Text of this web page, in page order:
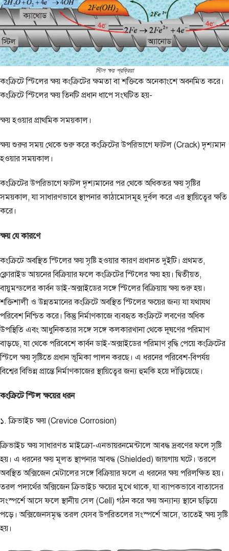
স্টিল ক্ষয় প্রক্রিয়া
কংক্রিটে স্টিলের ক্ষয় কংক্রিটের ক্ষমতা বা শক্তিকে অনেকাংশে অবনমিত করে।
কংক্রিটে স্টিলের ক্ষয় তিনটি প্রধান ধাপে সংঘটিত হয়-
ক্ষয় হওয়ার প্রাথমিক সময়কাল।
ক্ষয় শুরুর সময় থেকে শুরু করে কংক্রিটের উপরিভাগে ফাটল (Crack) দৃশ্যমান
হওয়ার সময়কাল।
কংক্রিটের উপরিভাগে ফাটল দৃশ্যমানের পর থেকে অধিকতর ক্ষয় সৃষ্টির
সময়কাল, যা সাধারণভাবে স্থাপনার কাঠামোসমূহ দুর্বল করে এর স্থায়িত্বের ক্ষতি
করে।
ক্ষয় যে কারণে
কংক্রিটে অবস্থিত স্টিলের ক্ষয় সৃষ্টি হওয়ার কারণ প্রধানত দুইটি। প্রথমত,
ক্লোরাইড আয়নের বিক্রিয়ার ফলে কংক্রিটের স্টিলের ক্ষয় হয়। দ্বিতীয়ত,
বায়ুমন্ডলের কার্বন ডাই-অক্সাইডের সঙ্গে স্টিলের বিক্রিয়ায় ক্ষয় শুরু হয়।
শক্তিশালী ও উন্নতমানের কংক্রিটে অবস্থিত স্টিলের ক্ষয়ের জন্য যা যথাযথ
পরিবেশ নিশ্চিত করে। কিন্তু নির্মাণকাজে ব্যবহৃত কংক্রিটে লবণের অধিক
উপস্থিতি এবং আধুনিকতার সঙ্গে সঙ্গে কলকারখানা থেকে দূষণের পরিমাণ
বাড়ছে, যা থেকে পরিবেশে কার্বন ডাই-অক্সাইডের পরিমাণ বৃদ্ধি পেয়ে কংক্রিটের
স্টিলে ক্ষয় সৃষ্টিতে প্রধান ভূমিকা পালন করছে। এ ধরনের পরিবেশ-বিপর্যয়
বিশ্বের বিভিন্ন প্রান্তে নির্মাণকাজের স্থায়িত্বের জন্য হুমকি হয়ে দাঁড়িয়েছে।
কংক্রিটে স্টিল ক্ষয়ের ধরন
১. ক্রিভাইচ ক্ষয় (Crevice Corrosion)
ক্রিভাইচ ক্ষয় সাধারণত মাইক্রো-এনভায়রনমেন্টালে আবদ্ধ দ্রবণের ফলে সৃষ্টি
হয়। এ ধরনের ক্ষয় মূলত স্থাপনার আবদ্ধ (Shielded) জায়গায় ঘটে। তরলে
অবস্থিত অক্সিজেন মেটালের সঙ্গে বিক্রিয়ার ফলে এ ধরনের ক্ষয় পরিলক্ষিত হয়।
তরল পদার্থের অক্সিজেন ক্রিভাইচ ক্ষয়ের মুখে থাকে, যা ব্যাপকভাবে বাতাসের
সংস্পর্শে আসে ফলে স্থানীয় সেল (Cell) গঠন করে ক্ষয় অন্যান্য স্থানে ছড়িয়ে
পড়ে। অক্সিজেনসমৃদ্ধ তরল যেসব উপরিতলের সংস্পর্শে আসে, তাতেই ক্ষয় সৃষ্টি
হয়।